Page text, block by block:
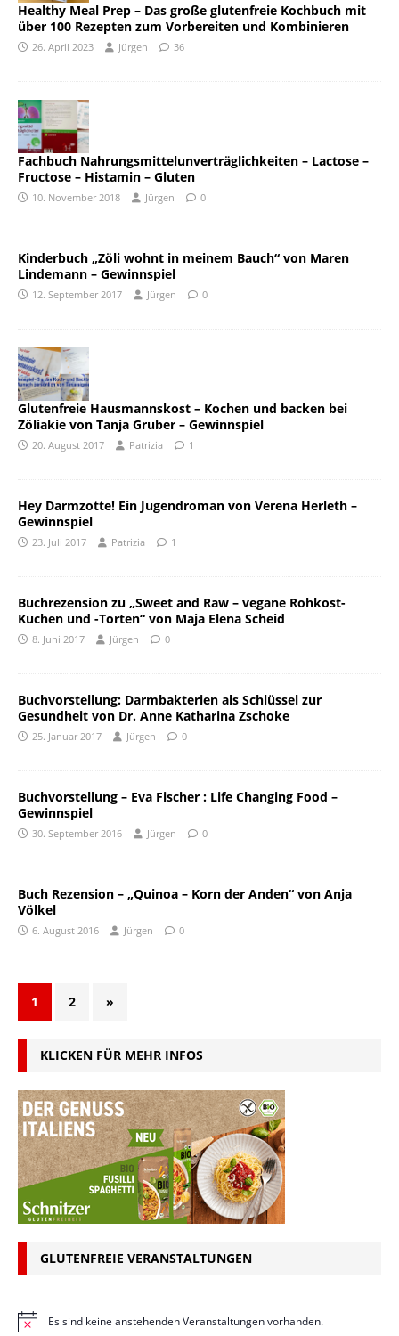
Healthy Meal Prep – Das große glutenfreie Kochbuch mit
über 100 Rezepten zum Vorbereiten und Kombinieren
26. April 2023 Jürgen 36
Fachbuch Nahrungsmittelunverträglichkeiten – Lactose –
Fructose – Histamin – Gluten
10. November 2018 Jürgen 0
Kinderbuch „Zöli wohnt in meinem Bauch“ von Maren
Lindemann – Gewinnspiel
12. September 2017 Jürgen 0
Glutenfreie Hausmannskost – Kochen und backen bei
Zöliakie von Tanja Gruber – Gewinnspiel
20. August 2017 Patrizia 1
Hey Darmzotte! Ein Jugendroman von Verena Herleth –
Gewinnspiel
23. Juli 2017 Patrizia 1
Buchrezension zu „Sweet and Raw – vegane Rohkost-
Kuchen und -Torten“ von Maja Elena Scheid
8. Juni 2017 Jürgen 0
Buchvorstellung: Darmbakterien als Schlüssel zur
Gesundheit von Dr. Anne Katharina Zschoke
25. Januar 2017 Jürgen 0
Buchvorstellung – Eva Fischer : Life Changing Food –
Gewinnspiel
30. September 2016 Jürgen 0
Buch Rezension – „Quinoa – Korn der Anden“ von Anja
Völkel
6. August 2016 Jürgen 0
1 2 »
KLICKEN FÜR MEHR INFOS
GLUTENFREIE VERANSTALTUNGEN
H
Es sind keine anstehenden Veranstaltungen vorhanden.